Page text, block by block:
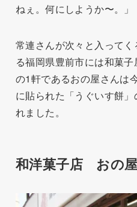
ねぇ。何にしようか〜。」
常連さんが次々と入って
る福岡県豊前市には和菓
の1軒であるおの屋さんは
に貼られた「うぐいす餅
れました。
和洋菓子店 おの屋